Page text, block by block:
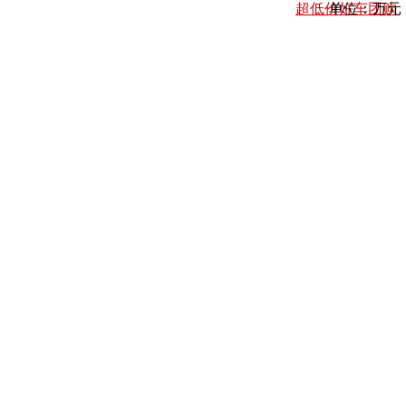
超低价好车团购
单位：万元